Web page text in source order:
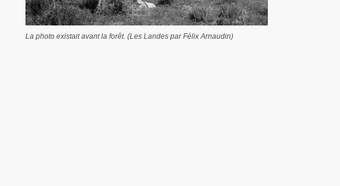
La photo existait avant la forêt. (Les Landes par Félix Arnaudin)